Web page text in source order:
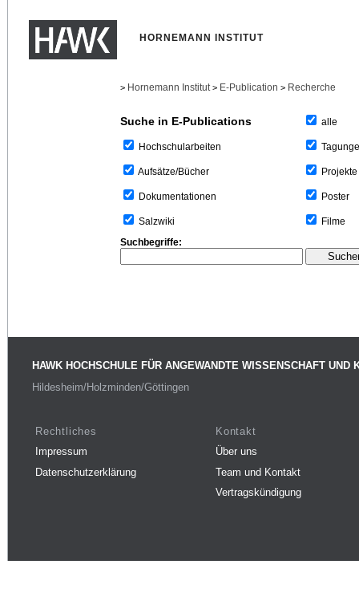
HORNEMANN INSTITUT
> Hornemann Institut > E-Publication > Recherche
Suche in E-Publications
Hochschularbeiten
Aufsätze/Bücher
Dokumentationen
Salzwiki
alle
Projekte
Poster
Filme
Suchbegriffe:
HAWK HOCHSCHULE FÜR ANGEWANDTE WISSENSCHAFT UND
Hildesheim/Holzminden/Göttingen
Rechtliches
Impressum
Datenschutzerklärung
Kontakt
Über uns
Team und Kontakt
Vertragskündigung